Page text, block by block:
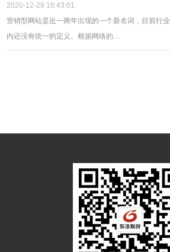
2020-12-29 16:43:01
营销型网站是近一两年出现的一个新名词，目前行业
内还没有统一的定义。根据网络的…